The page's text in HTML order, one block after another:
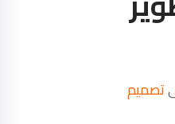
تصميم